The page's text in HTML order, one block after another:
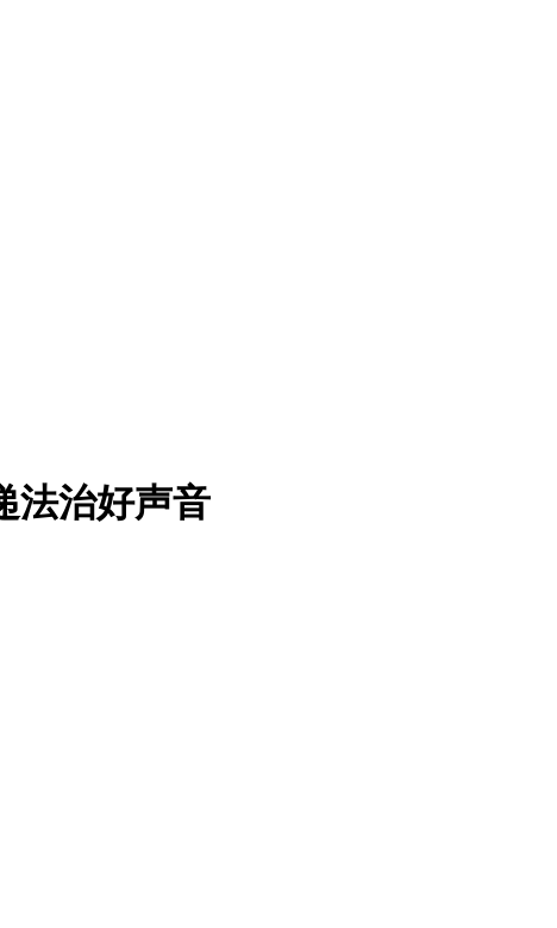
法治好声音